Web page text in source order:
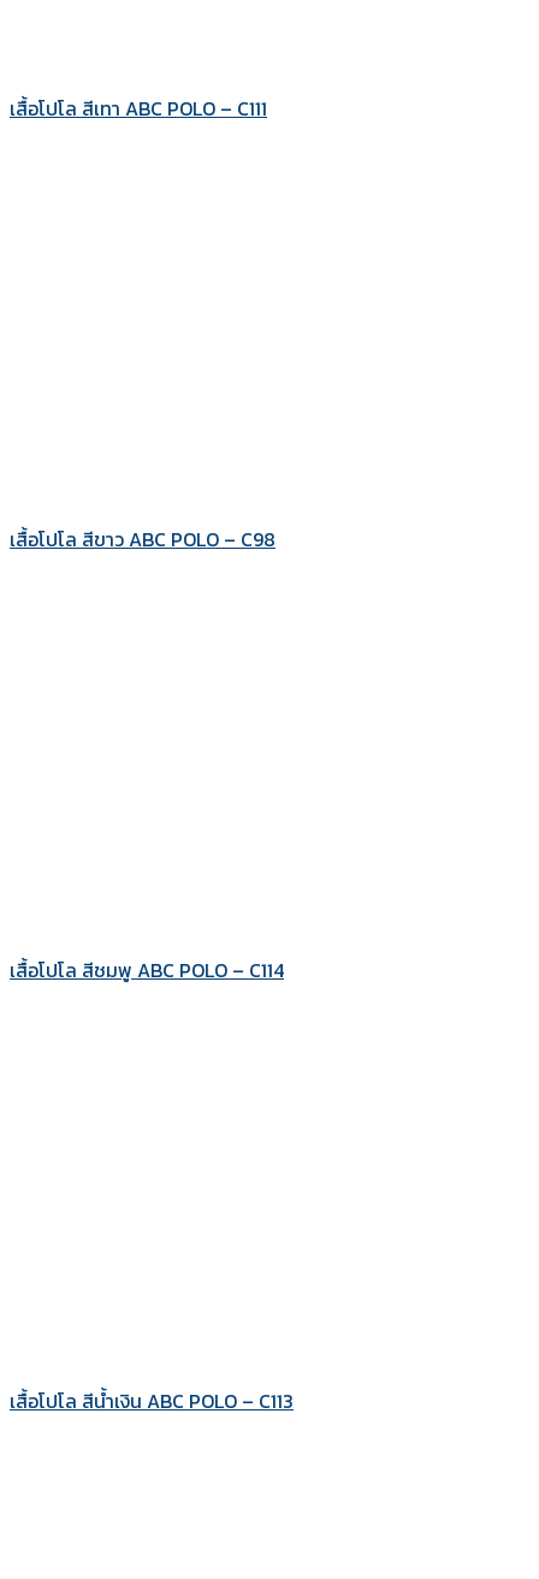
เสื้อโปโล สีเทา ABC POLO – C111
เสื้อโปโล สีขาว ABC POLO – C98
เสื้อโปโล สีชมพู ABC POLO – C114
เสื้อโปโล สีน้ำเงิน ABC POLO – C113